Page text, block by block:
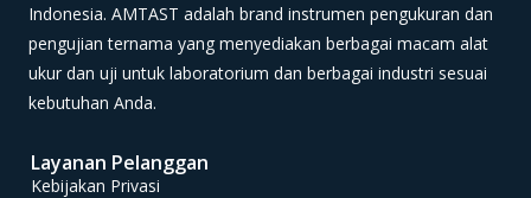
Indonesia. AMTAST adalah brand instrumen pengukuran dan
pengujian ternama yang menyediakan berbagai macam alat
ukur dan uji untuk laboratorium dan berbagai industri sesuai
kebutuhan Anda.
Layanan Pelanggan
Kebijakan Privasi